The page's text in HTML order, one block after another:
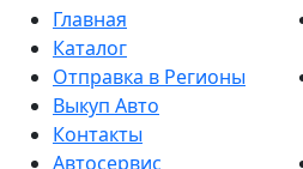
Главная
Каталог
Отправка в Регионы
Выкуп Авто
Контакты
Автосервис